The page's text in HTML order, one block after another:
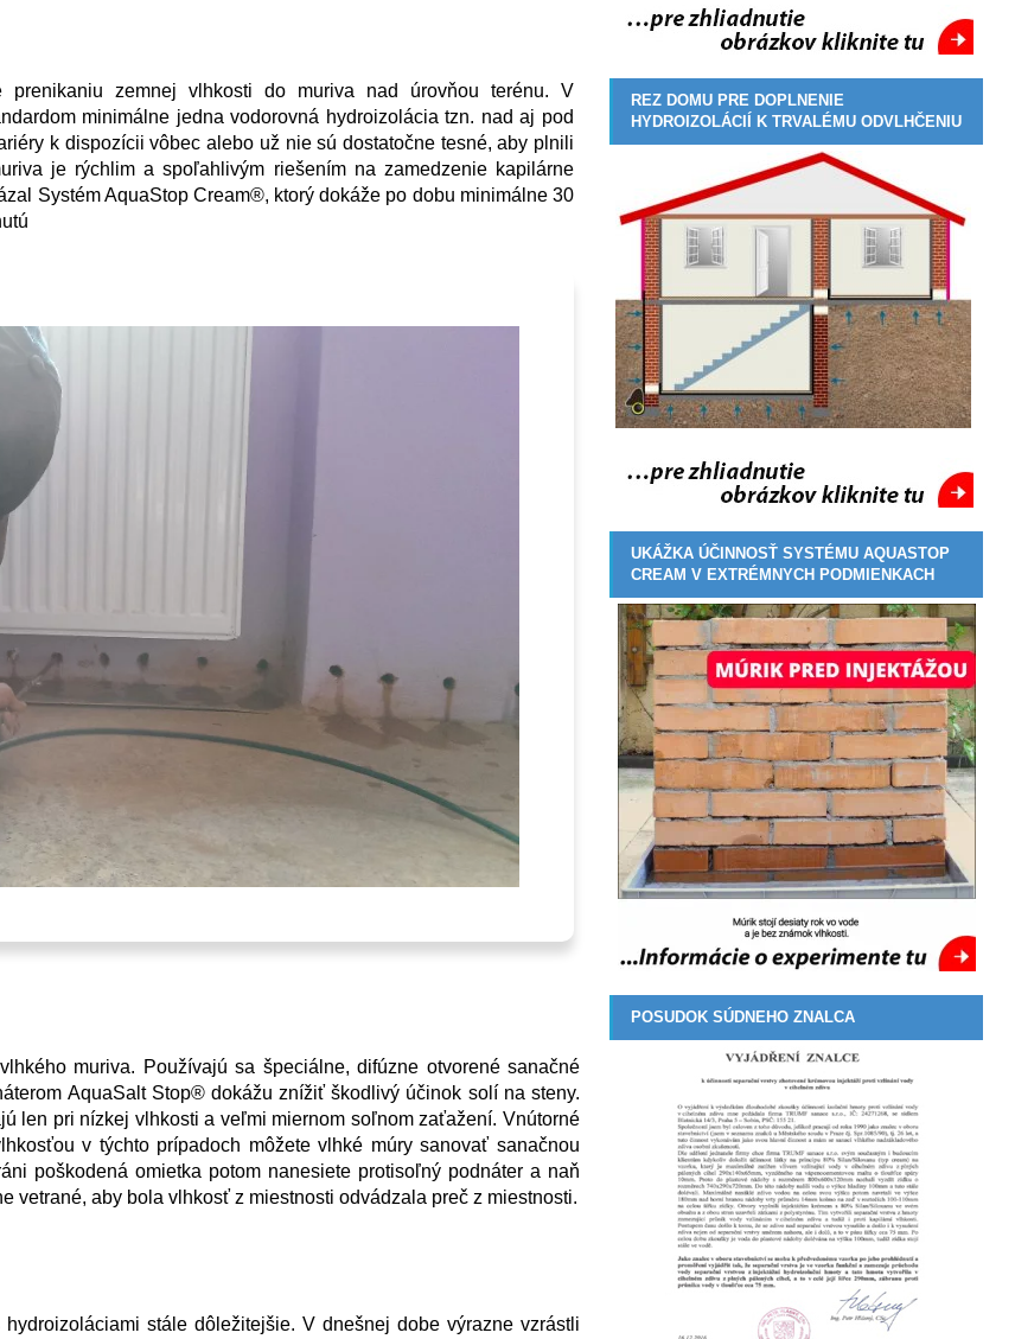
prenikaniu zemnej vlhkosti do muriva nad úrovňou terénu. V
minimálne jedna vodorovná hydroizolácia tzn. nad aj pod
k dispozícii vôbec alebo už nie sú dostatočne tesné, aby plnili
je rýchlim a spoľahlivým riešením na zamedzenie kapilárne
Systém AquaStop Cream®, ktorý dokáže po dobu minimálne 30
muriva. Používajú sa špeciálne, difúzne otvorené sanačné
AquaSalt Stop® dokážu znížiť škodlivý účinok solí na steny.
len pri nízkej vlhkosti a veľmi miernom soľnom zaťažení. Vnútorné
v týchto prípadoch môžete vlhké múry sanovať sanačnou
poškodená omietka potom nanesiete protisoľný podnáter a naň
vetrané, aby bola vlhkosť z miestnosti odvádzala preč z miestnosti.
stále dôležitejšie. V dnešnej dobe výrazne vzrástli
REZ DOMU PRE DOPLNENIE
HYDROIZOLÁCIÍ K TRVALÉMU ODVLHČENIU
UKÁŽKA ÚČINNOSŤ SYSTÉMU AQUASTOP
CREAM V EXTRÉMNYCH PODMIENKACH
POSUDOK SÚDNEHO ZNALCA